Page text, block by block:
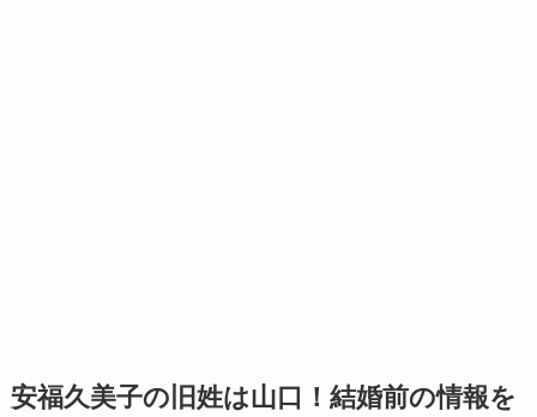
安福久美子の旧姓は山口！結婚前の情報を